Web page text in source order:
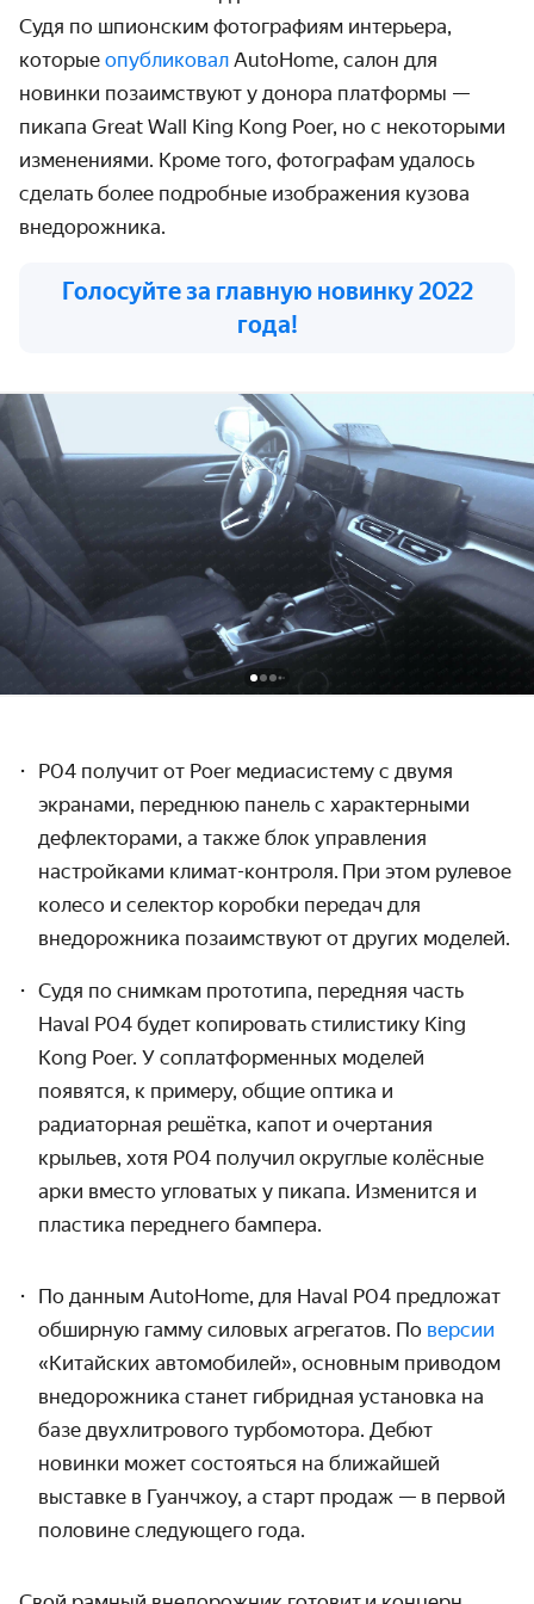
Судя по шпионским фотографиям интерьера,
которые опубликовал AutoHome, салон для
новинки позаимствуют у донора платформы —
пикапа Great Wall King Kong Poer, но с некоторыми
изменениями. Кроме того, фотографам удалось
сделать более подробные изображения кузова
внедорожника.
Голосуйте за главную новинку 2022
года!
P04 получит от Poer медиасистему с двумя
экранами, переднюю панель с характерными
дефлекторами, а также блок управления
настройками климат-контроля. При этом рулевое
колесо и селектор коробки передач для
внедорожника позаимствуют от других моделей.
Судя по снимкам прототипа, передняя часть
Haval P04 будет копировать стилистику King
Kong Poer. У соплатформенных моделей
появятся, к примеру, общие оптика и
радиаторная решётка, капот и очертания
крыльев, хотя P04 получил округлые колёсные
арки вместо угловатых у пикапа. Изменится и
пластика переднего бампера.
По данным AutoHome, для Haval P04 предложат
обширную гамму силовых агрегатов. По версии
«Китайских автомобилей», основным приводом
внедорожника станет гибридная установка на
базе двухлитрового турбомотора. Дебют
новинки может состояться на ближайшей
выставке в Гуанчжоу, а старт продаж — в первой
половине следующего года.